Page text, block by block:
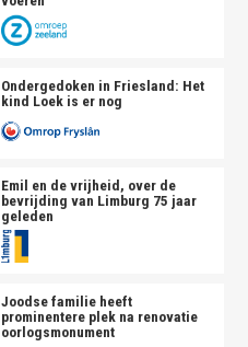
Ondergedoken in Friesland: Het
kind Loek is er nog
Emil en de vrijheid, over de
bevrijding van Limburg 75 jaar
geleden
Joodse familie heeft
prominentere plek na renovatie
oorlogsmonument